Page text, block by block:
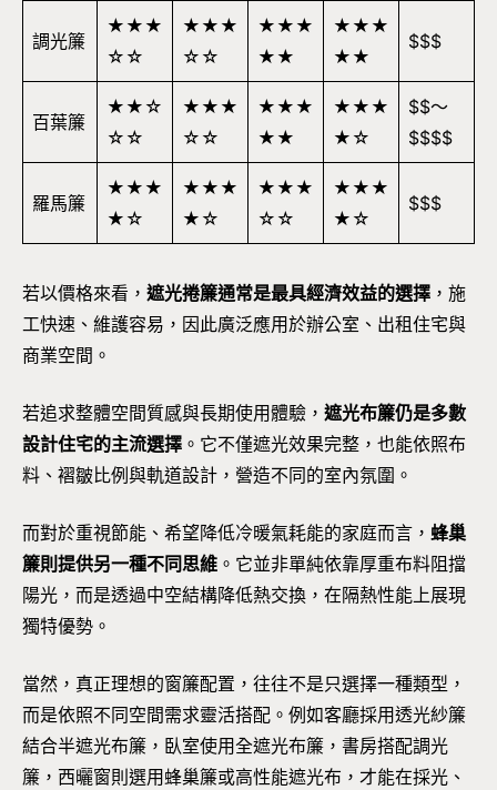
調光簾
★★★
☆☆
★★★
☆☆
★★★
★★
★★★
★★
$$$
百葉簾
★★☆
☆☆
★★★
☆☆
★★★
★★
★★★
★☆
$$～
$$$$
羅馬簾
★★★
★☆
★★★
★☆
★★★
☆☆
★★★
★☆
$$$
若以價格來看， 遮光捲簾通常是最具經濟效益的選擇 ，施
工快速、維護容易，因此廣泛應用於辦公室、出租住宅與
商業空間。
若追求整體空間質感與長期使用體驗， 遮光布簾仍是多數
設計住宅的主流選擇 。它不僅遮光效果完整，也能依照布
料、褶皺比例與軌道設計，營造不同的室內氛圍。
而對於重視節能、希望降低冷暖氣耗能的家庭而言， 蜂巢
簾則提供另一種不同思維 。它並非單純依靠厚重布料阻擋
陽光，而是透過中空結構降低熱交換，在隔熱性能上展現
獨特優勢。
當然，真正理想的窗簾配置，往往不是只選擇一種類型，
而是依照不同空間需求靈活搭配。例如客廳採用透光紗簾
結合半遮光布簾，臥室使用全遮光布簾，書房搭配調光
簾，西曬窗則選用蜂巢簾或高性能遮光布，才能在採光、